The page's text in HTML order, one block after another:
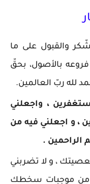
والقبول على ما
بالأصول، بحقّ
لله ربّ العالمين.
، واجعلني
، و اجعلني فيه من
الراحمين .
، و لا تضربني
من موجبات سخطك